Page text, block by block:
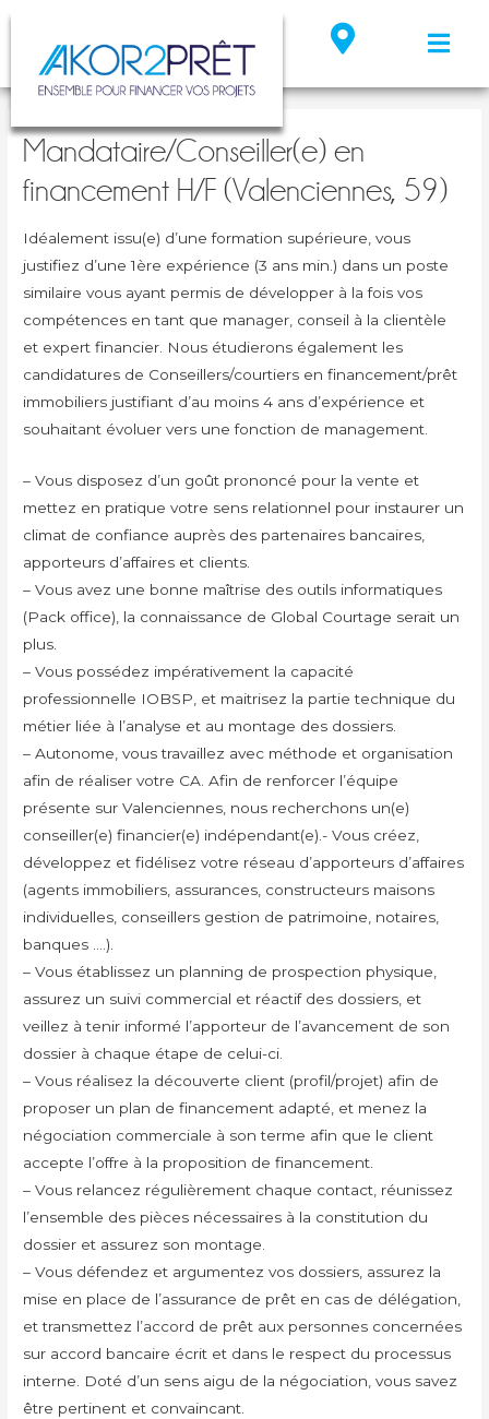
Mandataire/Conseiller(e) en
financement H/F (Valenciennes, 59)
Idéalement issu(e) d’une formation supérieure, vous
justifiez d’une 1ère expérience (3 ans min.) dans un poste
similaire vous ayant permis de développer à la fois vos
compétences en tant que manager, conseil à la clientèle
et expert financier. Nous étudierons également les
candidatures de Conseillers/courtiers en financement/prêt
immobiliers justifiant d’au moins 4 ans d’expérience et
souhaitant évoluer vers une fonction de management.
– Vous disposez d’un goût prononcé pour la vente et
mettez en pratique votre sens relationnel pour instaurer un
climat de confiance auprès des partenaires bancaires,
apporteurs d’affaires et clients.
– Vous avez une bonne maîtrise des outils informatiques
(Pack office), la connaissance de Global Courtage serait un
plus.
– Vous possédez impérativement la capacité
professionnelle IOBSP, et maitrisez la partie technique du
métier liée à l’analyse et au montage des dossiers.
– Autonome, vous travaillez avec méthode et organisation
afin de réaliser votre CA. Afin de renforcer l’équipe
présente sur Valenciennes, nous recherchons un(e)
conseiller(e) financier(e) indépendant(e).- Vous créez,
développez et fidélisez votre réseau d’apporteurs d’affaires
(agents immobiliers, assurances, constructeurs maisons
individuelles, conseillers gestion de patrimoine, notaires,
banques ….).
– Vous établissez un planning de prospection physique,
assurez un suivi commercial et réactif des dossiers, et
veillez à tenir informé l’apporteur de l’avancement de son
dossier à chaque étape de celui-ci.
– Vous réalisez la découverte client (profil/projet) afin de
proposer un plan de financement adapté, et menez la
négociation commerciale à son terme afin que le client
accepte l’offre à la proposition de financement.
– Vous relancez régulièrement chaque contact, réunissez
l’ensemble des pièces nécessaires à la constitution du
dossier et assurez son montage.
– Vous défendez et argumentez vos dossiers, assurez la
mise en place de l’assurance de prêt en cas de délégation,
et transmettez l’accord de prêt aux personnes concernées
sur accord bancaire écrit et dans le respect du processus
interne. Doté d’un sens aigu de la négociation, vous savez
être pertinent et convaincant.